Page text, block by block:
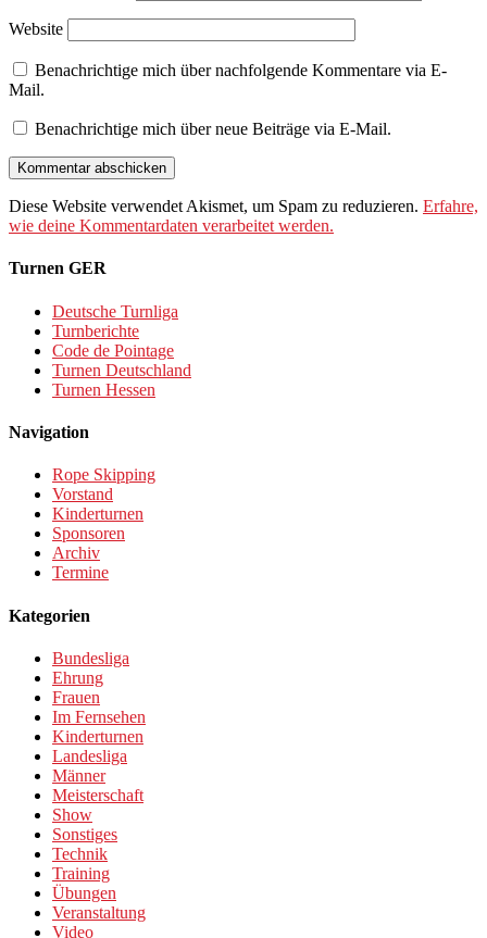
Website
Benachrichtige mich über nachfolgende Kommentare via E-
Mail.
Benachrichtige mich über neue Beiträge via E-Mail.
Diese Website verwendet Akismet, um Spam zu reduzieren. Erfahre,
wie deine Kommentardaten verarbeitet werden.
Turnen GER
Deutsche Turnliga
Turnberichte
Code de Pointage
Turnen Deutschland
Turnen Hessen
Navigation
Rope Skipping
Vorstand
Kinderturnen
Sponsoren
Archiv
Termine
Kategorien
Bundesliga
Ehrung
Frauen
Im Fernsehen
Kinderturnen
Landesliga
Männer
Meisterschaft
Show
Sonstiges
Technik
Training
Übungen
Veranstaltung
Video